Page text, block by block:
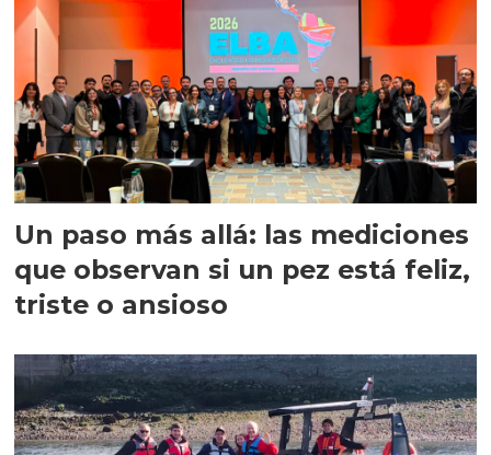
Un paso más allá: las mediciones
que observan si un pez está feliz,
triste o ansioso